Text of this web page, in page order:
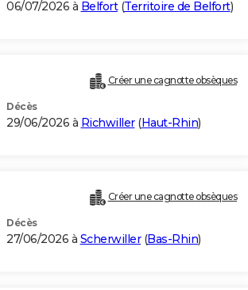
06/07/2026 à Belfort(Territoire de Belfort)
Créer une cagnotte obsèques
Décès
29/06/2026 à Richwiller(Haut-Rhin)
Créer une cagnotte obsèques
Décès
27/06/2026 à Scherwiller(Bas-Rhin)